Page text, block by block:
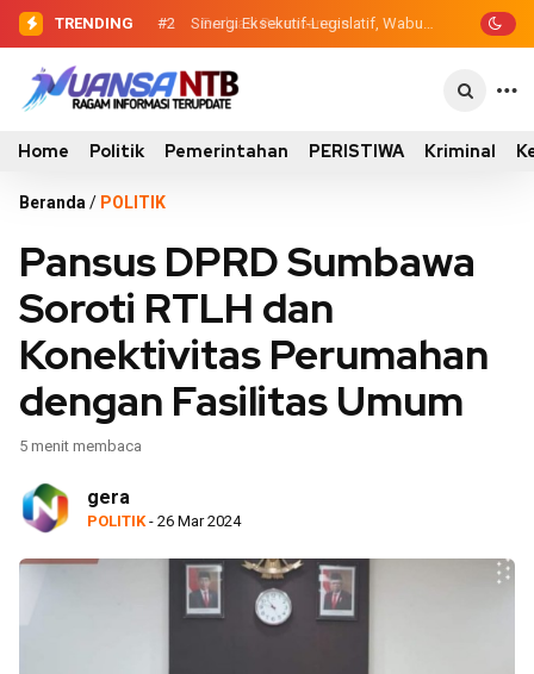
TRENDING #2 Sinergi Eksekutif-Legislatif,
Wabup Ansori Serahkan Tujuh Kontainer
#3 Evaluasi Perencanaan Pembangunan
2026, Pemkab Sumbawa Luncurkan
Home Politik Pemerintahan PERISTIWA Kriminal
Beranda / POLITIK
Pansus DPRD Sumbawa
Soroti RTLH dan
Konektivitas Perumahan
dengan Fasilitas Umum
5 menit membaca
gera
POLITIK - 26 Mar 2024